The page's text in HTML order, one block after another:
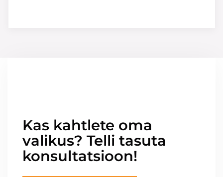
Kas kahtlete oma
valikus? Telli tasuta
konsultatsioon!